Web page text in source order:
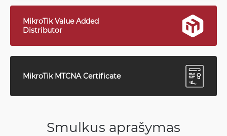
MikroTik Value Added
Distributor
MikroTik MTCNA Certificate
Smulkus aprašymas